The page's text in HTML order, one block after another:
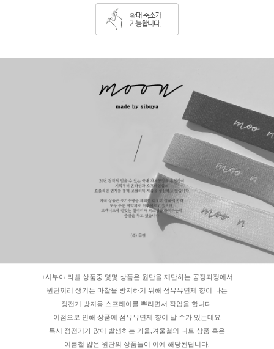
+시부야 라벨 상품중 몇몇 상품은 원단을 재단하는 공정과정에서
원단끼리 생기는 마찰을 방지하기 위해 섬유유연제 향이 나는
정전기 방지용 스프레이를 뿌리면서 작업을 합니다.
이점으로 인해 상품에 섬유유연제 향이 날 수가 있는데요
특시 정전기가 많이 발생하는 가을,겨울철의 니트 상품 혹은
여름철 얇은 원단의 상품들이 이에 해당된답니다.